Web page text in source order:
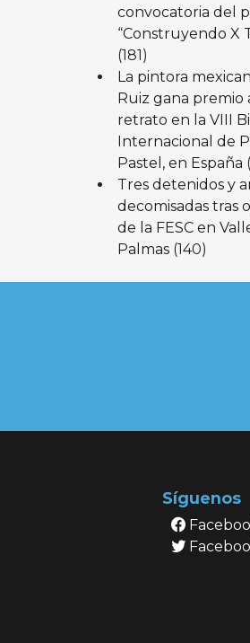
convocatoria del
“Construyendo X
(181)
La pintora
Ruiz gana premio
retrato en la VIII
Internacional de
Pastel, en España
Tres detenidos y
decomisadas tras
de la FESC en
Palmas (140)
Síguenos